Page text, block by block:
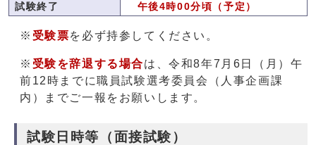
試験終了
午後4時00分頃（予定）
※ 受験票を必ず持参してください。
※ 受験を辞退する場合は、令和8年7月6日（月）午
前12時までに職員試験選考委員会（人事企画課
内）までご一報をお願いします。
試験日時等（面接試験）